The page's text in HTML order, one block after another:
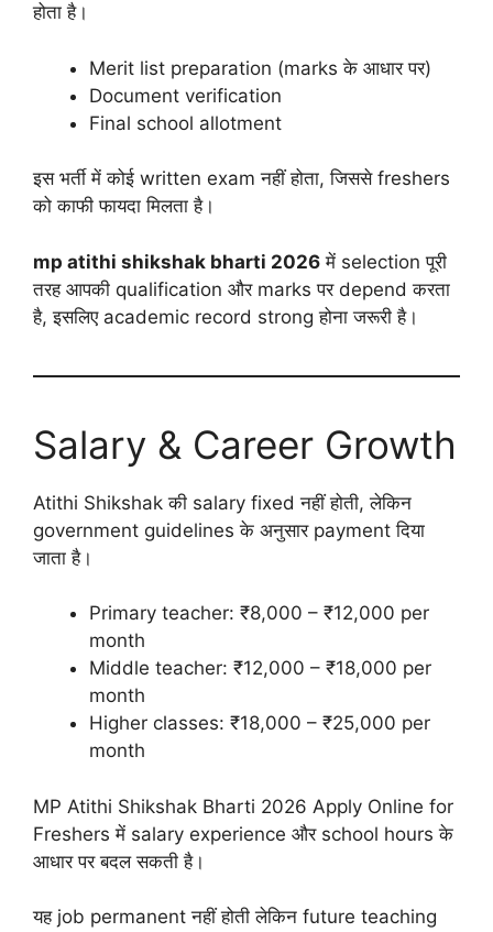
होता है।
Merit list preparation (marks के आधार पर)
Document verification
Final school allotment
इस भर्ती में कोई written exam नहीं होता, जिससे freshers
को काफी फायदा मिलता है।
mp atithi shikshak bharti 2026 में selection पूरी
तरह आपकी qualification और marks पर depend करता
है, इसलिए academic record strong होना जरूरी है।
Salary & Career Growth
Atithi Shikshak की salary fixed नहीं होती, लेकिन
government guidelines के अनुसार payment दिया
जाता है।
Primary teacher: ₹8,000 – ₹12,000 per
month
Middle teacher: ₹12,000 – ₹18,000 per
month
Higher classes: ₹18,000 – ₹25,000 per
month
MP Atithi Shikshak Bharti 2026 Apply Online for
Freshers में salary experience और school hours के
आधार पर बदल सकती है।
यह job permanent नहीं होती लेकिन future teaching